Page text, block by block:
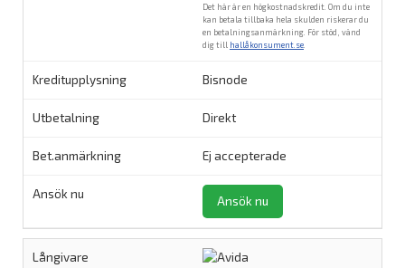
Det här är en högkostnadskredit. Om du inte
kan betala tillbaka hela skulden riskerar du
en betalningsanmärkning. För stöd, vänd
dig till hallåkonsument.se
Bisnode
Direkt
Ej accepterade
Ansök nu